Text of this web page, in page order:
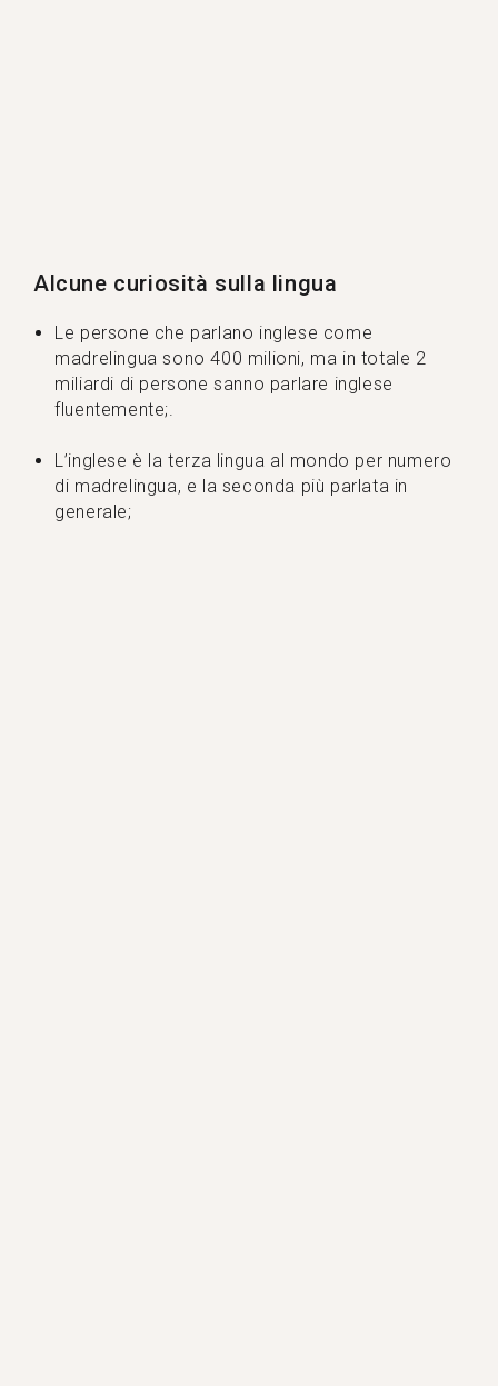
Alcune curiosità sulla lingua
Le persone che parlano inglese come
madrelingua sono 400 milioni, ma in totale 2
miliardi di persone sanno parlare inglese
fluentemente;.
L’inglese è la terza lingua al mondo per numero
di madrelingua, e la seconda più parlata in
generale;